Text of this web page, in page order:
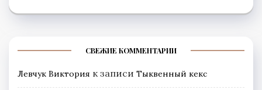
СВЕЖИЕ КОММЕНТАРИИ
Левчук Виктория к записи Тыквенный кекс